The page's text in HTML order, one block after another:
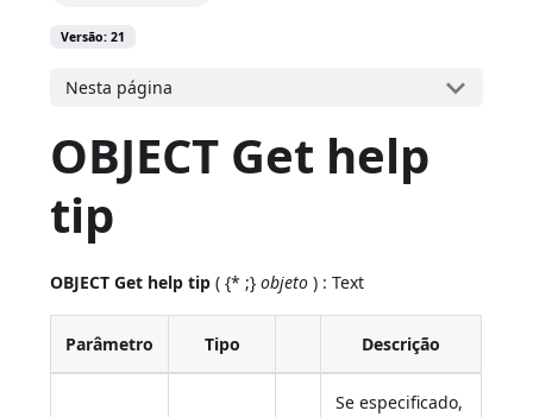
Versão: 21
Nesta página
OBJECT Get help
tip
OBJECT Get help tip ( {* ;}objeto ) : Text
Parâmetro Tipo Descrição
Se especificado,